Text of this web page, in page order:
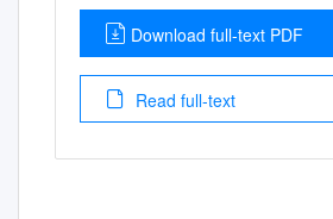
Download full-text PDF
Read full-text